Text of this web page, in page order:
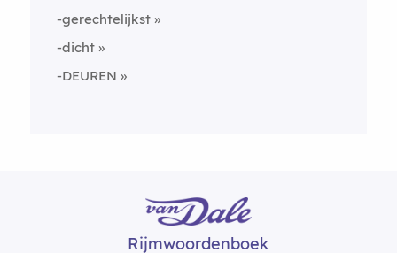
-gerechtelijkst
-dicht
-DEUREN
Rijmwoordenboek